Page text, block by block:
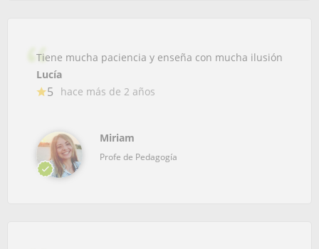
Tiene mucha paciencia y enseña con mucha ilusión
Lucía
5 hace más de 2 años
Miriam
Profe de Pedagogía